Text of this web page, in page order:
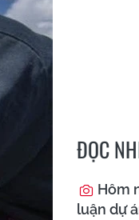
ĐỌC
Hôm
luận dự